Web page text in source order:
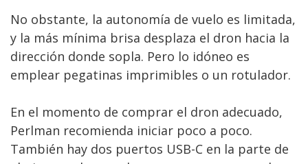
No obstante, la autonomía de vuelo es limitada,
y la más mínima brisa desplaza el dron hacia la
dirección donde sopla. Pero lo idóneo es
emplear pegatinas imprimibles o un rotulador.
En el momento de comprar el dron adecuado,
Perlman recomienda iniciar poco a poco.
También hay dos puertos USB-C en la parte de